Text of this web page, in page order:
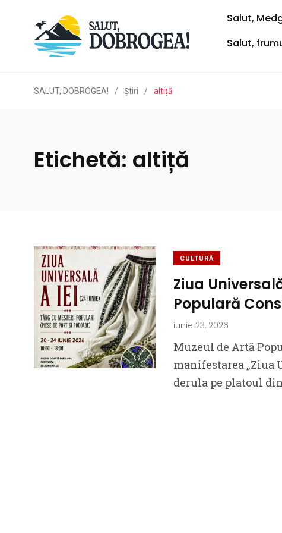
Salut,
Salut,
SALUT, DOBROGEA! / Ştiri / altiță
Etichetă: altiță
CULTURĂ
Ziua
Populară
iunie 23, 2026
Muzeul de Artă
manifestarea „Ziua
derula pe platoul